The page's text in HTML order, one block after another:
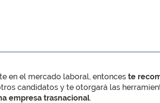
en el mercado laboral, entonces te
candidatos y te otorgará las
empresa trasnacional.